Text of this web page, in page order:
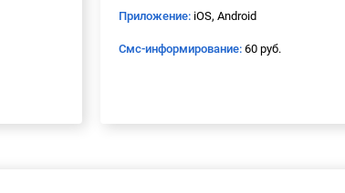
Приложение: iOS, Android
Смс-информирование: 60 руб.